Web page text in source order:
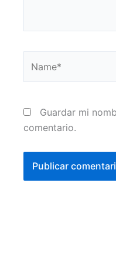
Guardar mi
comentario.